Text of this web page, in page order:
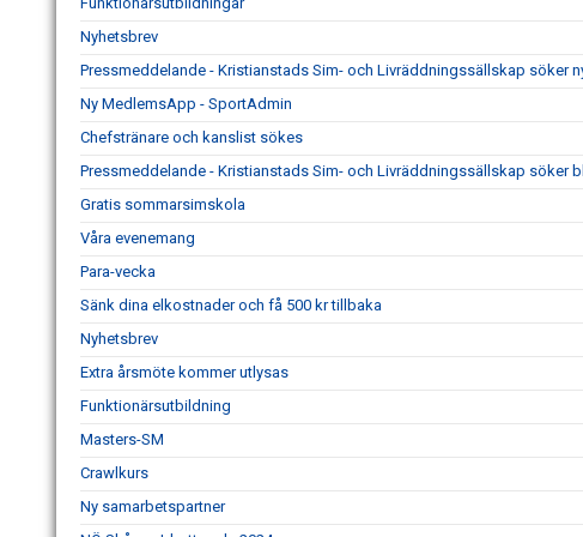
Nyhetsbrev
Pressmeddelande - Kristianstads Sim- och Livräddningssällskap söker
Ny MedlemsApp - SportAdmin
Chefstränare och kanslist sökes
Pressmeddelande - Kristianstads Sim- och Livräddningssällskap söker
Gratis sommarsimskola
Våra evenemang
Para-vecka
Sänk dina elkostnader och få 500 kr tillbaka
Nyhetsbrev
Extra årsmöte kommer utlysas
Funktionärsutbildning
Masters-SM
Crawlkurs
Ny samarbetspartner